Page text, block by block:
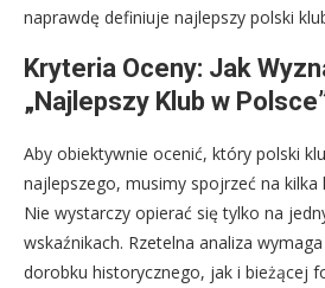
naprawdę definiuje najlepszy polski
Kryteria Oceny: Jak
„Najlepszy Klub w
Aby obiektywnie ocenić, który polski
najlepszego, musimy spojrzeć na kilka
Nie wystarczy opierać się tylko na
wskaźnikach. Rzetelna analiza
dorobku historycznego, jak i bieżącej